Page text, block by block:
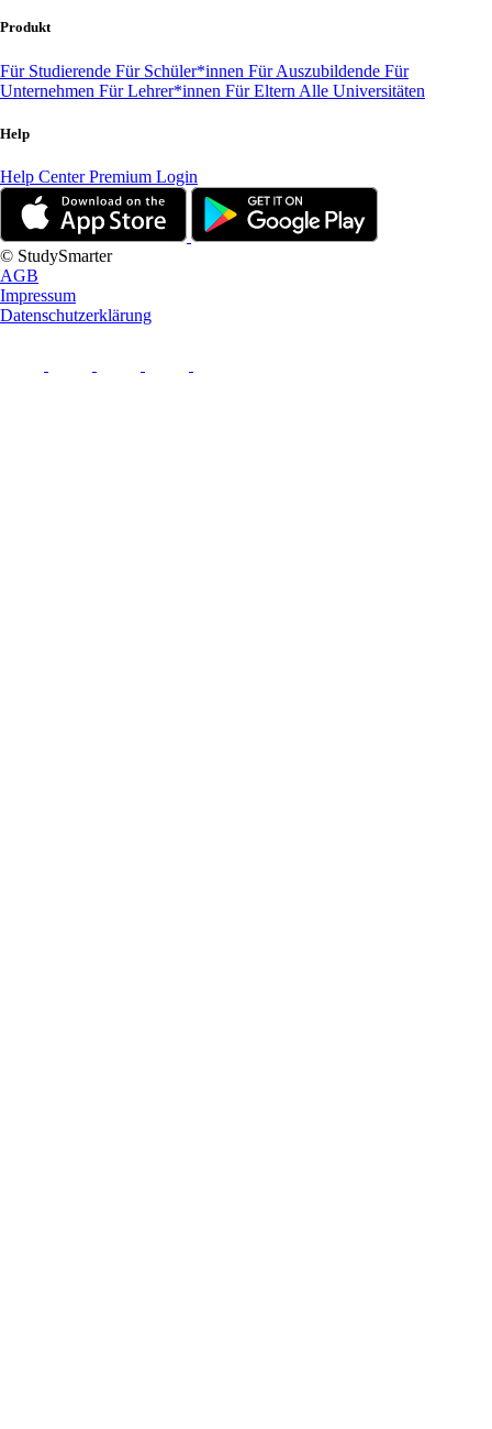
Produkt
Für Studierende Für Schüler*innen Für Auszubildende Für
Unternehmen Für Lehrer*innen Für Eltern Alle Universitäten
Help
Help CenterPremium Login
© StudySmarter
AGB
Impressum
Datenschutzerklärung